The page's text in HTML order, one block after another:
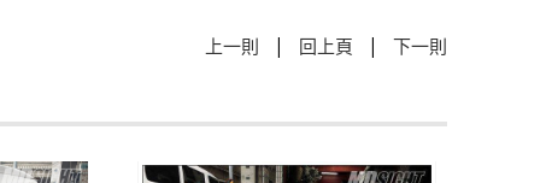
上一則 | 回上頁 | 下一則